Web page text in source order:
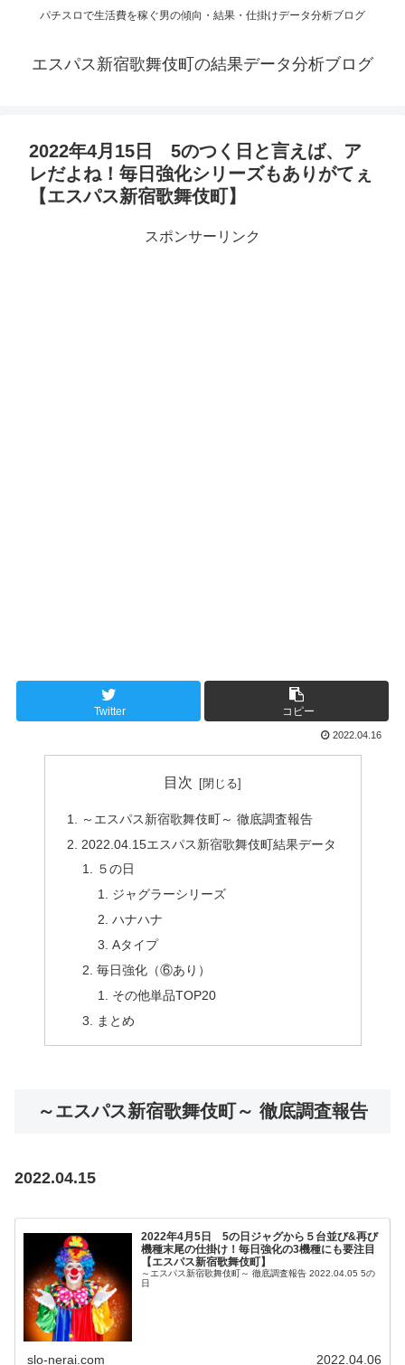
パチスロで生活費を稼ぐ男の傾向・結果・仕掛けデータ分析ブログ
エスパス新宿歌舞伎町の結果データ分析ブログ
2022年4月15日 5のつく日と言えば、ア
レだよね！毎日強化シリーズもありがてぇ
【エスパス新宿歌舞伎町】
スポンサーリンク
Twitter コピー
2022.04.16
目次
～エスパス新宿歌舞伎町～ 徹底調査報告
2022.04.15エスパス新宿歌舞伎町結果データ
５の日
ジャグラーシリーズ
ハナハナ
Aタイプ
毎日強化（⑥あり）
その他単品TOP20
まとめ
～エスパス新宿歌舞伎町～ 徹底調査報告
2022.04.15
2022年4月5日 5の日ジャグから５台並び&再び
機種末尾の仕掛け！毎日強化の3機種にも要注目
【エスパス新宿歌舞伎町】
～エスパス新宿歌舞伎町～ 徹底調査報告 2022.04.05 5の
日
slo-nerai.com 2022.04.06